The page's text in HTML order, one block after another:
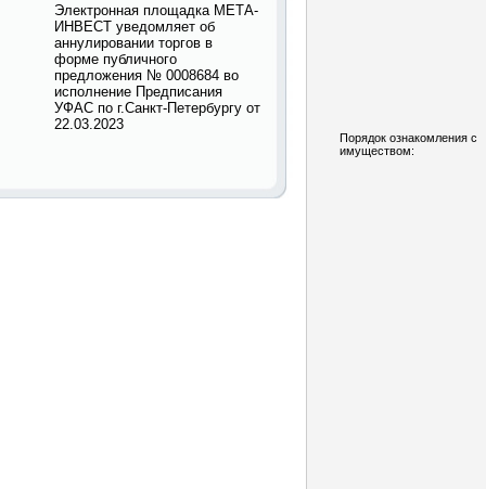
Электронная площадка МЕТА-
ИНВЕСТ уведомляет об
аннулировании торгов в
форме публичного
предложения № 0008684 во
исполнение Предписания
УФАС по г.Санкт-Петербургу от
22.03.2023
Порядок ознакомления с
имуществом: